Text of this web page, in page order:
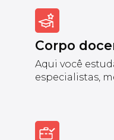
Corpo
Aqui você
especialistas,